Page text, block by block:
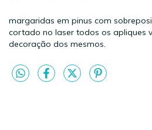
margaridas em pinus com
cortado no laser todos os apliques
decoração dos mesmos.